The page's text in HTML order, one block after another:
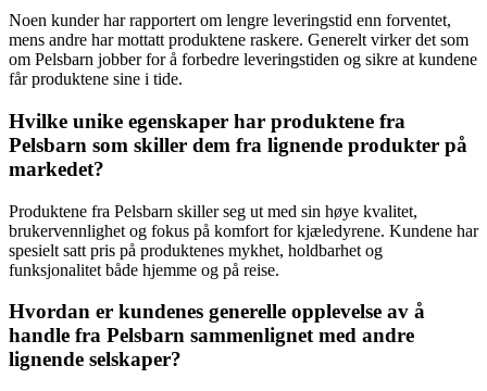
Noen kunder har rapportert om lengre leveringstid enn forventet,
mens andre har mottatt produktene raskere. Generelt virker det som
om Pelsbarn jobber for å forbedre leveringstiden og sikre at kundene
får produktene sine i tide.
Hvilke unike egenskaper har produktene fra
Pelsbarn som skiller dem fra lignende produkter på
markedet?
Produktene fra Pelsbarn skiller seg ut med sin høye kvalitet,
brukervennlighet og fokus på komfort for kjæledyrene. Kundene har
spesielt satt pris på produktenes mykhet, holdbarhet og
funksjonalitet både hjemme og på reise.
Hvordan er kundenes generelle opplevelse av å
handle fra Pelsbarn sammenlignet med andre
lignende selskaper?